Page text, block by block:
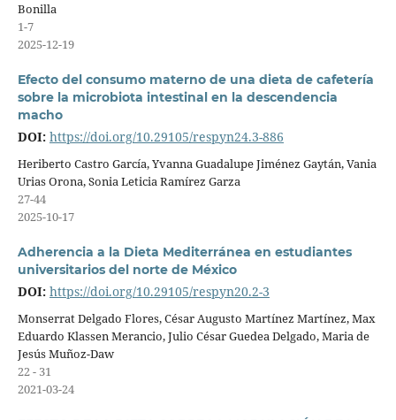
Bonilla
1-7
2025-12-19
Efecto del consumo materno de una dieta de cafetería
sobre la microbiota intestinal en la descendencia
macho
DOI: https://doi.org/10.29105/respyn24.3-886
Heriberto Castro García, Yvanna Guadalupe Jiménez Gaytán, Vania
Urias Orona, Sonia Leticia Ramírez Garza
27-44
2025-10-17
Adherencia a la Dieta Mediterránea en estudiantes
universitarios del norte de México
DOI: https://doi.org/10.29105/respyn20.2-3
Monserrat Delgado Flores, César Augusto Martínez Martínez, Max
Eduardo Klassen Merancio, Julio César Guedea Delgado, Maria de
Jesús Muñoz-Daw
22 - 31
2021-03-24